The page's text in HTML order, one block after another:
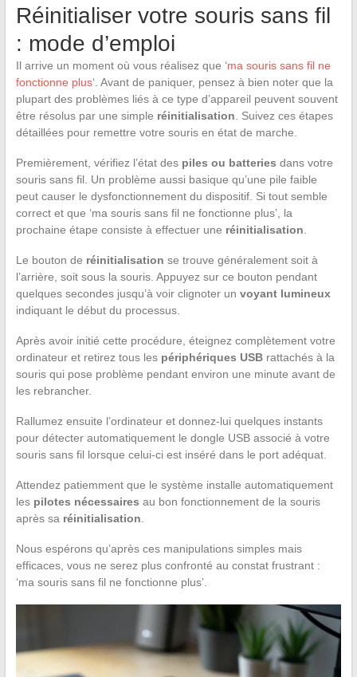
Réinitialiser votre souris sans fil
: mode d’emploi
Il arrive un moment où vous réalisez que ‘ma souris sans fil ne
fonctionne plus‘. Avant de paniquer, pensez à bien noter que la
plupart des problèmes liés à ce type d’appareil peuvent souvent
être résolus par une simple réinitialisation. Suivez ces étapes
détaillées pour remettre votre souris en état de marche.
Premièrement, vérifiez l’état des piles ou batteries dans votre
souris sans fil. Un problème aussi basique qu’une pile faible
peut causer le dysfonctionnement du dispositif. Si tout semble
correct et que ‘ma souris sans fil ne fonctionne plus’, la
prochaine étape consiste à effectuer une réinitialisation.
Le bouton de réinitialisation se trouve généralement soit à
l’arrière, soit sous la souris. Appuyez sur ce bouton pendant
quelques secondes jusqu’à voir clignoter un voyant lumineux
indiquant le début du processus.
Après avoir initié cette procédure, éteignez complètement votre
ordinateur et retirez tous les périphériques USBrattachés à la
souris qui pose problème pendant environ une minute avant de
les rebrancher.
Rallumez ensuite l’ordinateur et donnez-lui quelques instants
pour détecter automatiquement le dongle USB associé à votre
souris sans fil lorsque celui-ci est inséré dans le port adéquat.
Attendez patiemment que le système installe automatiquement
les pilotes nécessaires au bon fonctionnement de la souris
après sa réinitialisation.
Nous espérons qu’après ces manipulations simples mais
efficaces, vous ne serez plus confronté au constat frustrant :
‘ma souris sans fil ne fonctionne plus’.